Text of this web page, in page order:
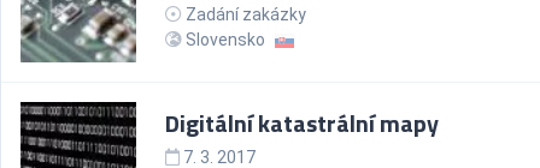
Zadání zakázky
Slovensko
Digitální katastrální mapy
7. 3. 2017